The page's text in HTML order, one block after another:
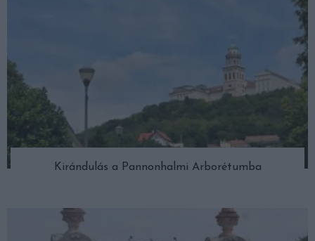
Kirándulás a Pannonhalmi Arborétumba